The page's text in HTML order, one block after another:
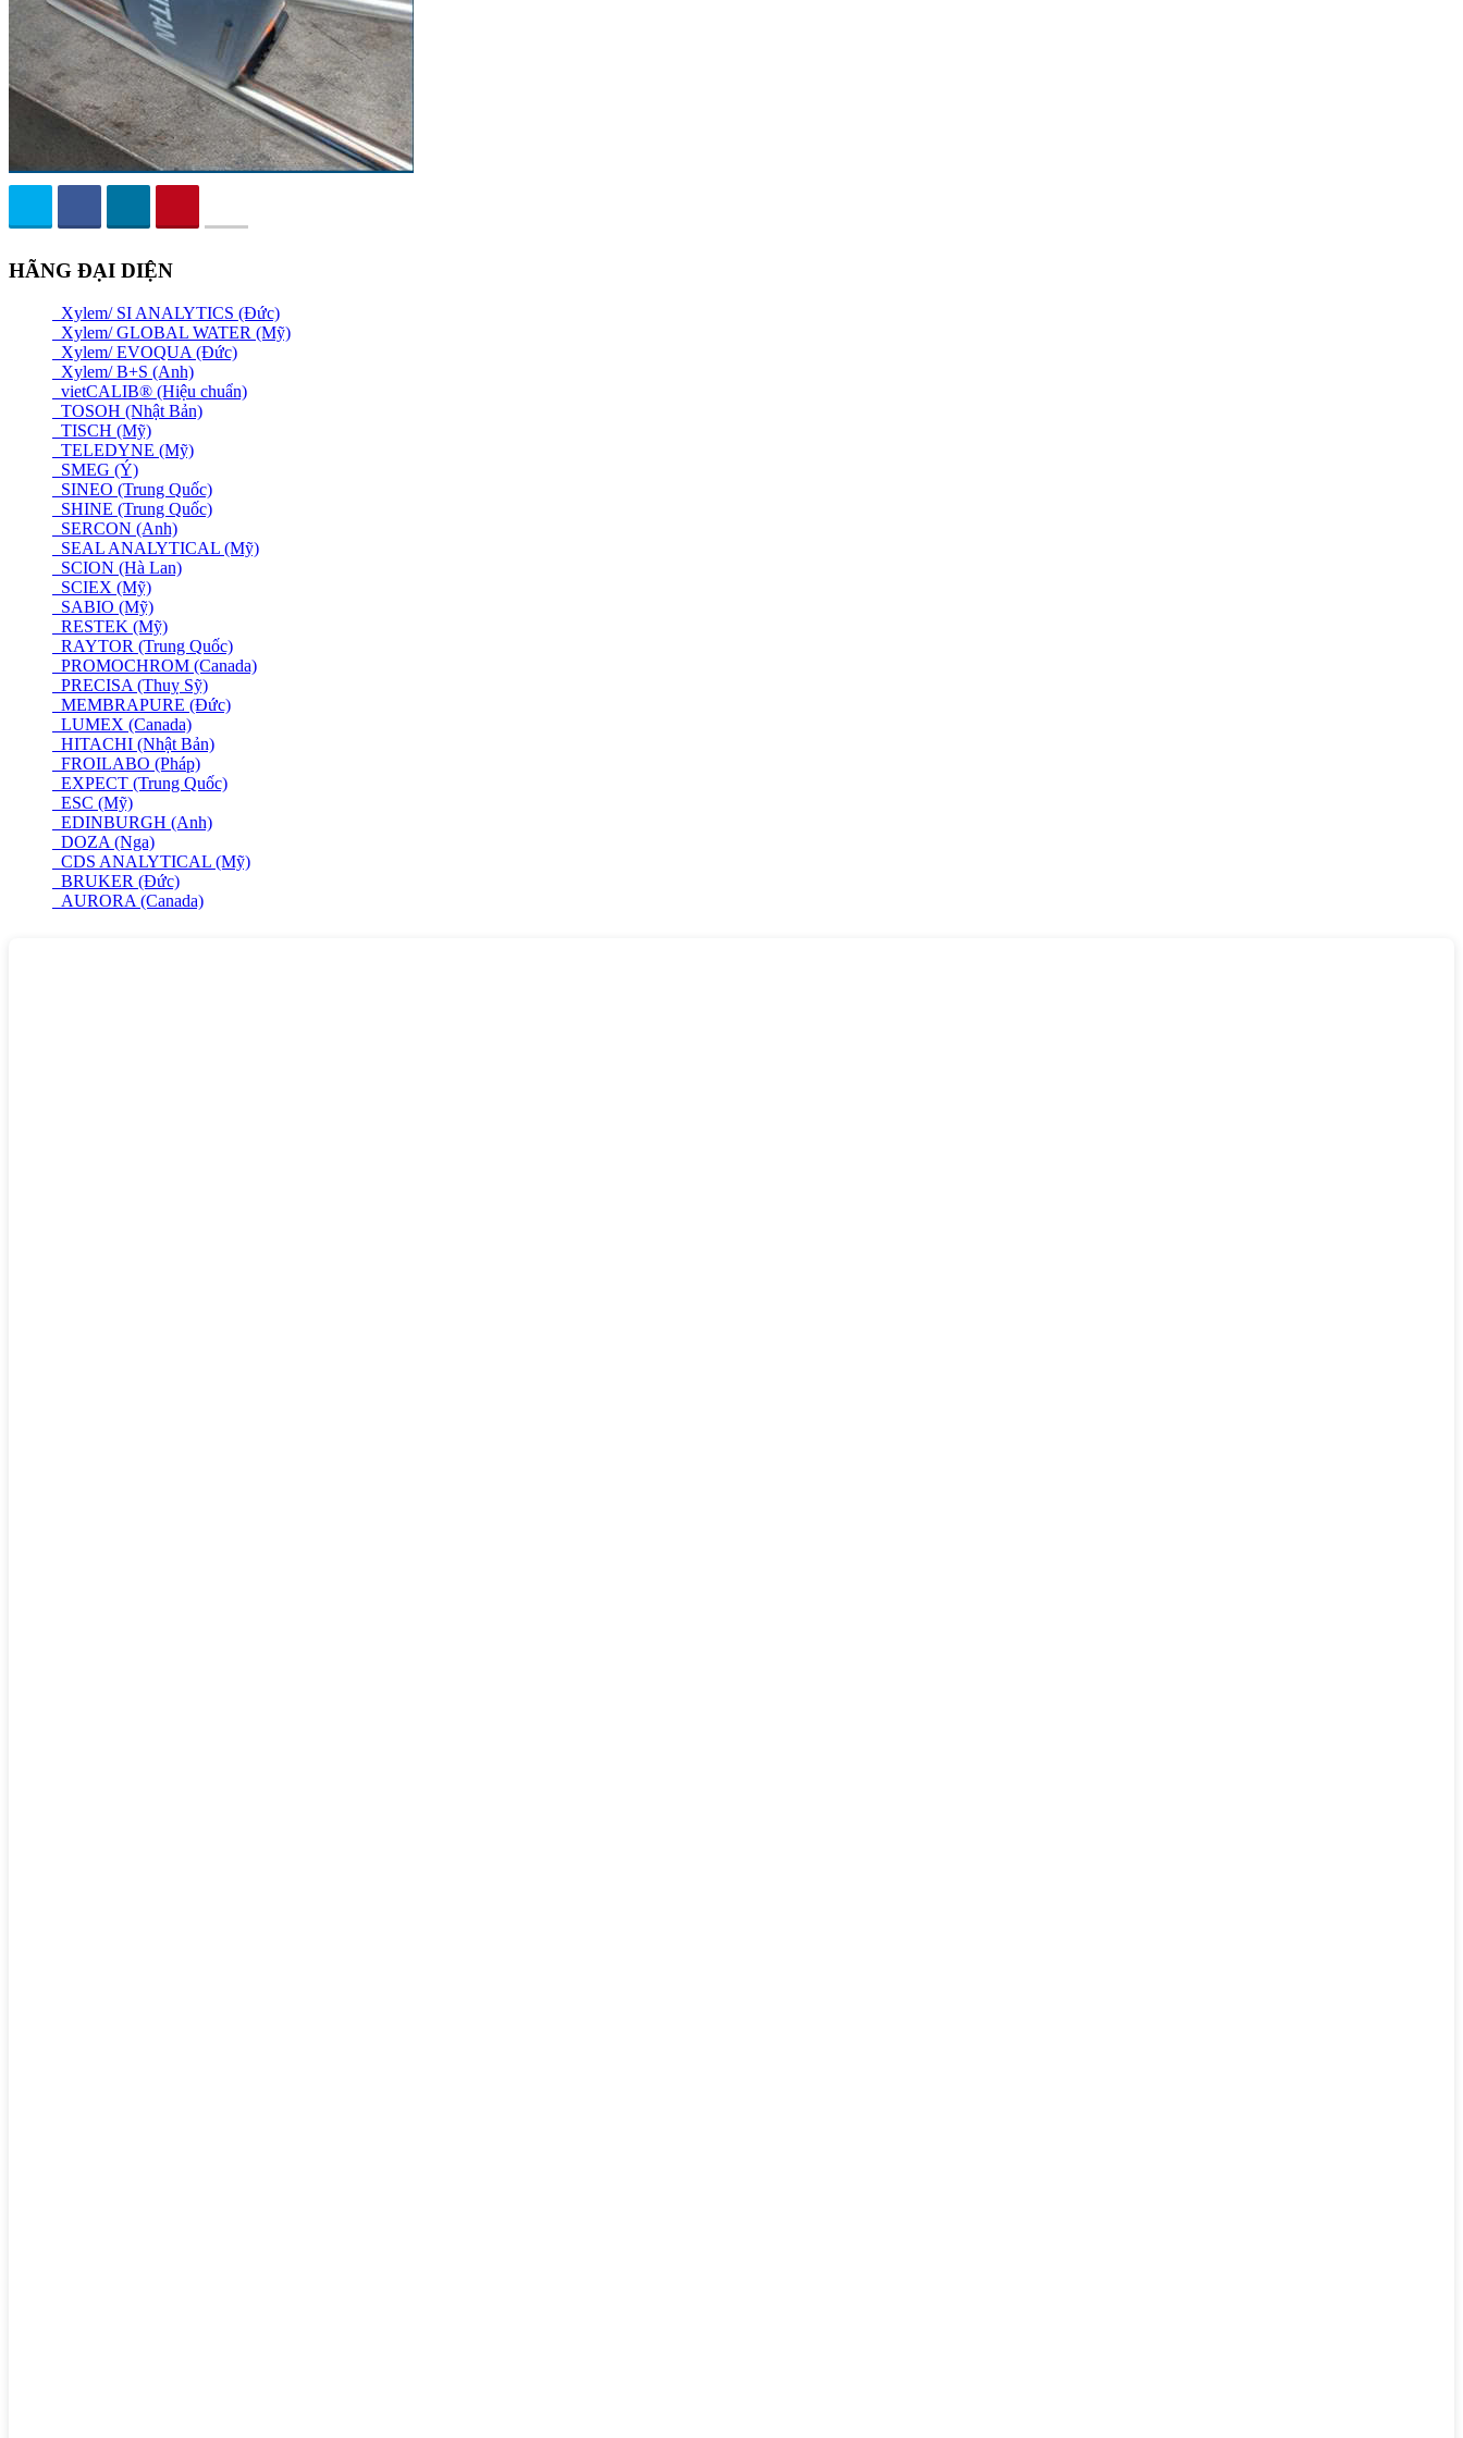
HÃNG ĐẠI DIỆN
Xylem/ SI ANALYTICS (Đức)
Xylem/ GLOBAL WATER (Mỹ)
Xylem/ EVOQUA (Đức)
Xylem/ B+S (Anh)
vietCALIB® (Hiệu chuẩn)
TOSOH (Nhật Bản)
TISCH (Mỹ)
TELEDYNE (Mỹ)
SMEG (Ý)
SINEO (Trung Quốc)
SHINE (Trung Quốc)
SERCON (Anh)
SEAL ANALYTICAL (Mỹ)
SCION (Hà Lan)
SCIEX (Mỹ)
SABIO (Mỹ)
RESTEK (Mỹ)
RAYTOR (Trung Quốc)
PROMOCHROM (Canada)
PRECISA (Thuỵ Sỹ)
MEMBRAPURE (Đức)
LUMEX (Canada)
HITACHI (Nhật Bản)
FROILABO (Pháp)
EXPECT (Trung Quốc)
ESC (Mỹ)
EDINBURGH (Anh)
DOZA (Nga)
CDS ANALYTICAL (Mỹ)
BRUKER (Đức)
AURORA (Canada)